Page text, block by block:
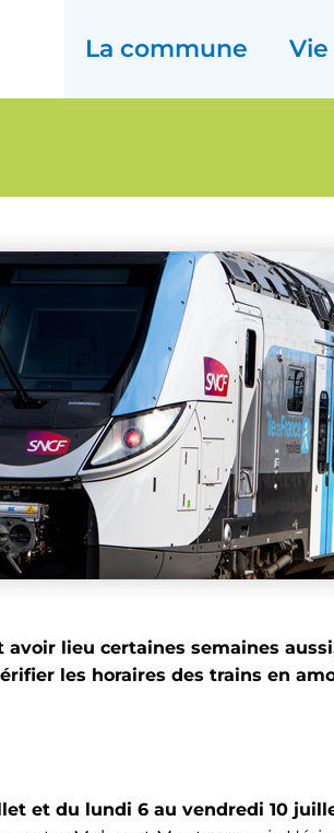
La commune Vie
lieu certaines semaines
les horaires des trains en
et du lundi 6 au vendredi 10